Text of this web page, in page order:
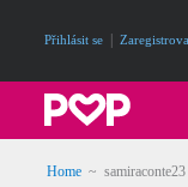
Přihlásit se
Home ~